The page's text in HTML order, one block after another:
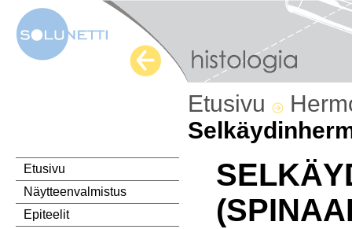
Etusivu
Etusivu
Näytteenvalmistus
Epiteelit